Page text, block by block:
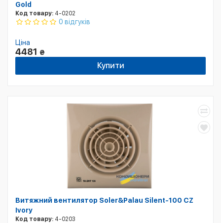
Gold
Код товару: 4-0202
0 відгуків
Ціна
4481 ₴
Купити
Витяжний вентилятор Soler&Palau Silent-100 CZ
Ivory
Код товару: 4-0203